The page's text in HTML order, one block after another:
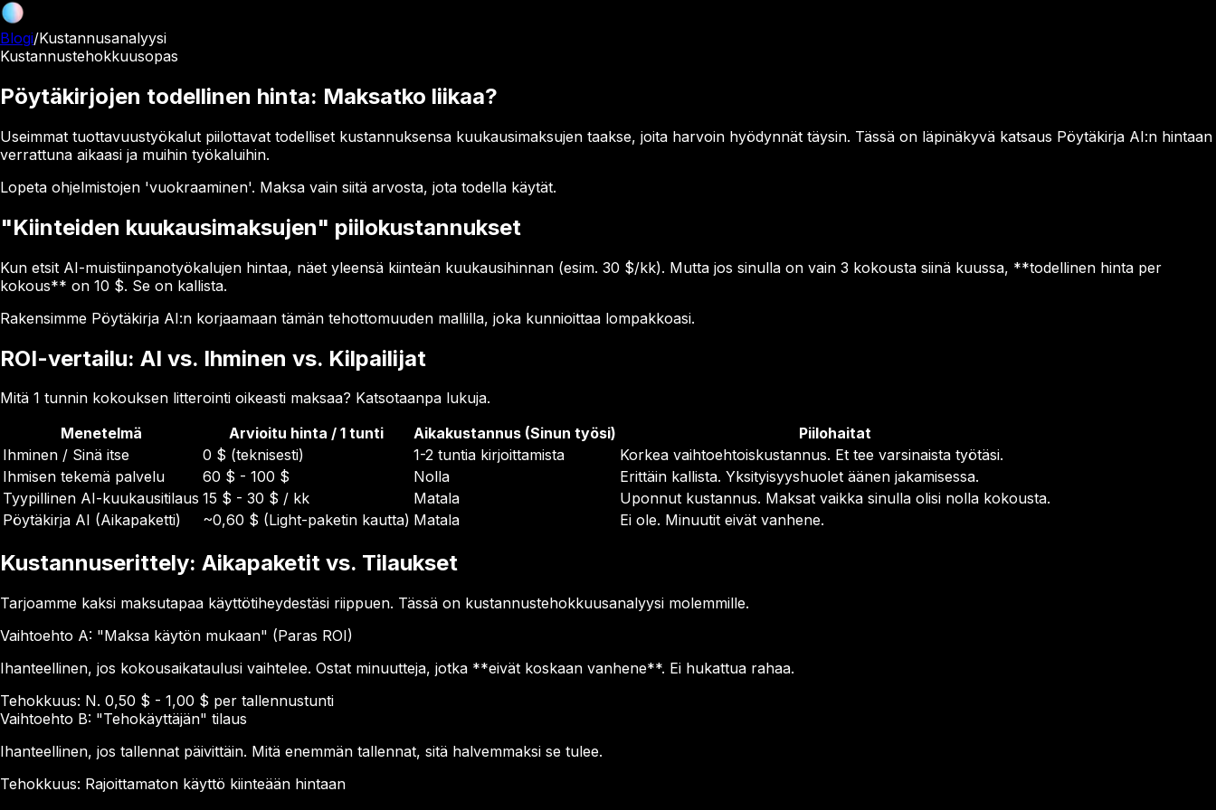
Blogi/Kustannusanalyysi
Kustannustehokkuusopas
Pöytäkirjojen todellinen hinta: Maksatko liikaa?
Useimmat tuottavuustyökalut piilottavat todelliset kustannuksensa kuukausimaksujen taakse, joita harvoin hyödynnät täysin. Tässä on läpinäkyvä katsaus Pöytäkirja AI:n hintaan
verrattuna aikaasi ja muihin työkaluihin.
Lopeta ohjelmistojen 'vuokraaminen'. Maksa vain siitä arvosta, jota todella käytät.
"Kiinteiden kuukausimaksujen" piilokustannukset
Kun etsit AI-muistiinpanotyökalujen hintaa, näet yleensä kiinteän kuukausihinnan (esim. 30 $/kk). Mutta jos sinulla on vain 3 kokousta siinä kuussa, **todellinen hinta per
kokous** on 10 $. Se on kallista.
Rakensimme Pöytäkirja AI:n korjaamaan tämän tehottomuuden mallilla, joka kunnioittaa lompakkoasi.
ROI-vertailu: AI vs. Ihminen vs. Kilpailijat
Mitä 1 tunnin kokouksen litterointi oikeasti maksaa? Katsotaanpa lukuja.
Menetelmä
Arvioitu hinta / 1 tunti Aikakustannus (Sinun työsi)
Piilohaitat
Ihminen / Sinä itse
0 $ (teknisesti) 1-2 tuntia kirjoittamista
Korkea vaihtoehtoiskustannus. Et tee varsinaista työtäsi.
Ihmisen tekemä palvelu
60 $ - 100 $ Nolla
Erittäin kallista. Yksityisyyshuolet äänen jakamisessa.
Tyypillinen AI-kuukausitilaus 15 $ - 30 $ / kk Matala
Uponnut kustannus. Maksat vaikka sinulla olisi nolla kokousta.
Pöytäkirja AI (Aikapaketti)
~0,60 $ (Light-paketin kautta) Matala Ei ole. Minuutit eivät vanhene.
Kustannuserittely: Aikapaketit vs. Tilaukset
Tarjoamme kaksi maksutapaa käyttötiheydestäsi riippuen. Tässä on kustannustehokkuusanalyysi molemmille.
Vaihtoehto A: "Maksa käytön mukaan" (Paras ROI)
Ihanteellinen, jos kokousaikataulusi vaihtelee. Ostat minuutteja, jotka **eivät koskaan vanhene**. Ei hukattua rahaa.
Tehokkuus: N. 0,50 $ - 1,00 $ per tallennustunti
Vaihtoehto B: "Tehokäyttäjän" tilaus
Ihanteellinen, jos tallennat päivittäin. Mitä enemmän tallennat, sitä halvemmaksi se tulee.
Tehokkuus: Rajoittamaton käyttö kiinteään hintaan